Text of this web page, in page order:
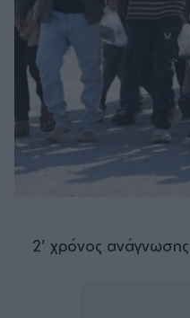
2' χρόνος ανάγνωσης